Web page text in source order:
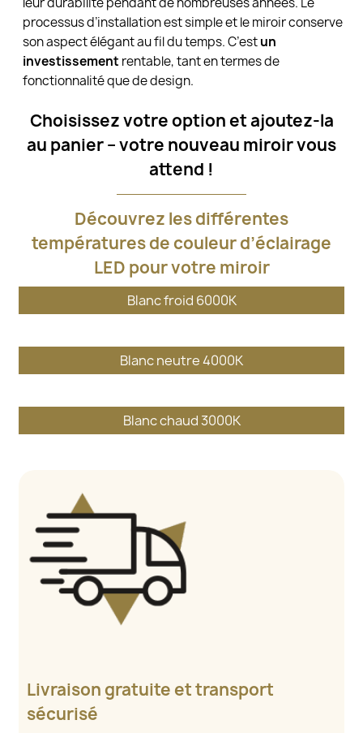
processus d’installation est simple et le miroir conserve
son aspect élégant au fil du temps. C’estun
investissement rentable, tant en termes de
fonctionnalité que de design.
Choisissez votre option et ajoutez-la
au panier – votre nouveau miroir vous
attend !
Découvrez les différentes
températures de couleur d’éclairage
LED pour votre miroir
Blanc froid 6000K
Blanc neutre 4000K
Blanc chaud 3000K
Livraison gratuite et transport
sécurisé